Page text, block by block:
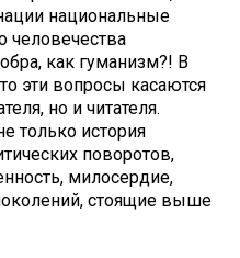
национальные
человечества
как гуманизм?! В
эти вопросы касаются
но и читателя.
только история
поворотов,
милосердие,
стоящие выше